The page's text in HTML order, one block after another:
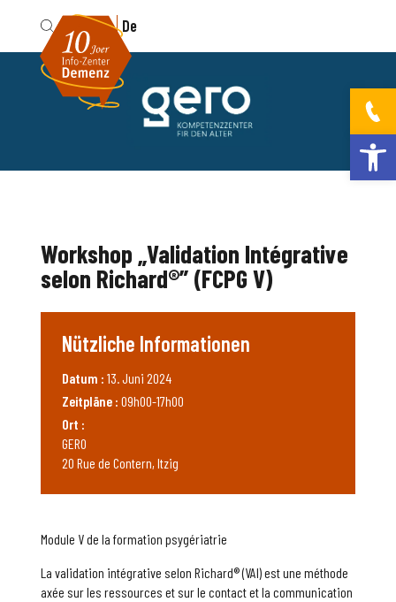
Fr De
Module V de la formation psygériatrie
La validation intégrative selon Richard® (VAI) est une méthode
axée sur les ressources et sur le contact et la communication
Workshop „Validation Intégrative
selon Richard®” (FCPG V)
Nützliche Informationen
Datum : 13. Juni 2024
Zeitpläne : 09h00-17h00
Ort :
GERO
20 Rue de Contern, Itzig